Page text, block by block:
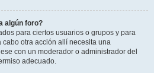
algún foro?
para ciertos usuarios o grupos y para
otra acción allí necesita una
con un moderador o administrador del
adecuado.